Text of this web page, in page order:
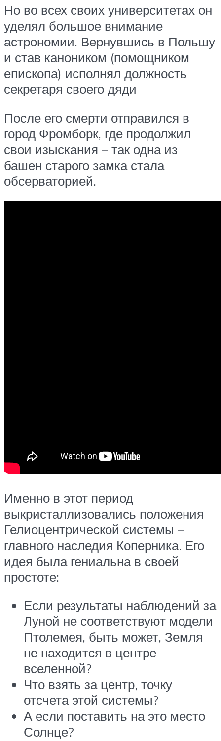
Но во всех своих университетах он
уделял большое внимание
астрономии. Вернувшись в Польшу
и став каноником (помощником
епископа) исполнял должность
секретаря своего дяди
После его смерти отправился в
город Фромборк, где продолжил
свои изыскания – так одна из
башен старого замка стала
обсерваторией.
Именно в этот период
выкристаллизовались положения
Гелиоцентрической системы –
главного наследия Коперника. Его
идея была гениальна в своей
простоте:
Если результаты наблюдений за
Луной не соответствуют модели
Птолемея, быть может, Земля
не находится в центре
вселенной?
Что взять за центр, точку
отсчета этой системы?
А если поставить на это место
Солнце?